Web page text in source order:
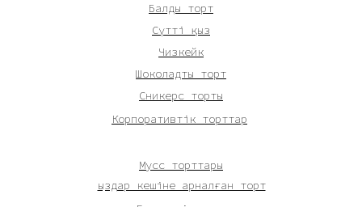
Балды торт
Сүтті қыз
Чизкейк
Шоколадты торт
Мусс торттары
Сникерс торты
Қыздар кешіне арналған торт
Корпоративтік торттар